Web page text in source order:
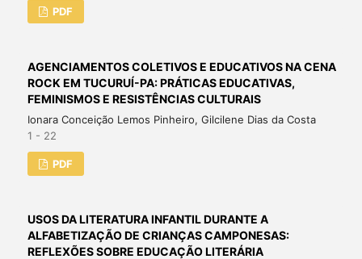
PDF
AGENCIAMENTOS COLETIVOS E EDUCATIVOS NA CENA
ROCK EM TUCURUÍ-PA: PRÁTICAS EDUCATIVAS,
FEMINISMOS E RESISTÊNCIAS CULTURAIS
Ionara Conceição Lemos Pinheiro, Gilcilene Dias da Costa
1 - 22
PDF
USOS DA LITERATURA INFANTIL DURANTE A
ALFABETIZAÇÃO DE CRIANÇAS CAMPONESAS:
REFLEXÕES SOBRE EDUCAÇÃO LITERÁRIA